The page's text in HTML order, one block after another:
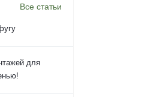
Все статьи
для